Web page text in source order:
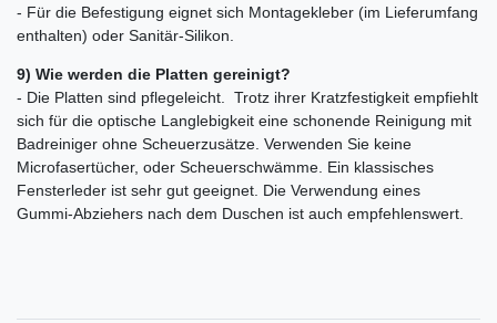
- Für die Befestigung eignet sich Montagekleber (im Lieferumfang
enthalten) oder Sanitär-Silikon.
9) Wie werden die Platten gereinigt?
- Die Platten sind pflegeleicht. Trotz ihrer Kratzfestigkeit empfiehlt
sich für die optische Langlebigkeit eine schonende Reinigung mit
Badreiniger ohne Scheuerzusätze. Verwenden Sie keine
Microfasertücher, oder Scheuerschwämme. Ein klassisches
Fensterleder ist sehr gut geeignet. Die Verwendung eines
Gummi-Abziehers nach dem Duschen ist auch empfehlenswert.